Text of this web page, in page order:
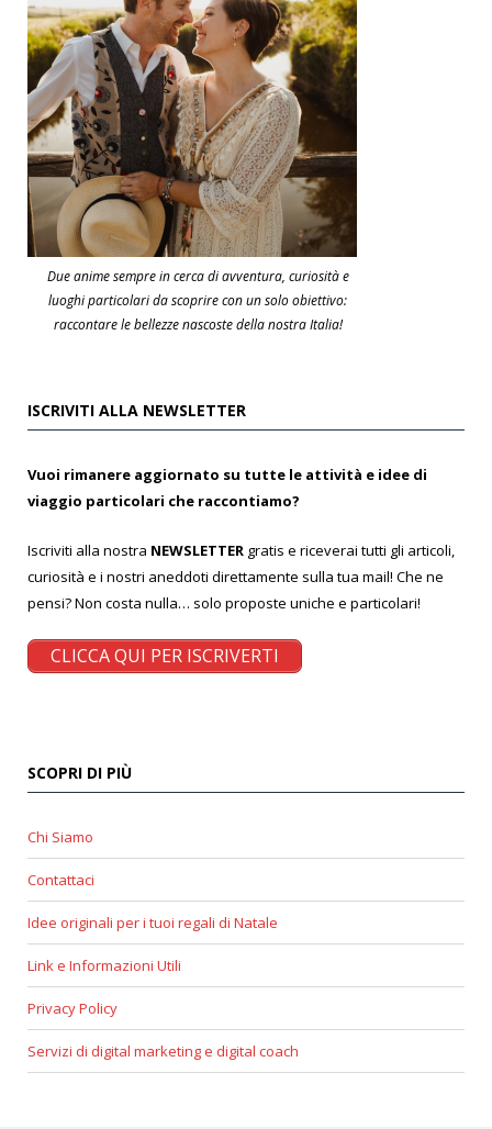
Due anime sempre in cerca di avventura, curiosità e
luoghi particolari da scoprire con un solo obiettivo:
raccontare le bellezze nascoste della nostra Italia!
ISCRIVITI ALLA NEWSLETTER
Vuoi rimanere aggiornato su tutte le attività e idee di
viaggio particolari che raccontiamo?
Iscriviti alla nostra NEWSLETTER gratis e riceverai tutti gli articoli,
curiosità e i nostri aneddoti direttamente sulla tua mail! Che ne
pensi? Non costa nulla… solo proposte uniche e particolari!
CLICCA QUI PER ISCRIVERTI
SCOPRI DI PIÙ
Chi Siamo
Contattaci
Idee originali per i tuoi regali di Natale
Link e Informazioni Utili
Privacy Policy
Servizi di digital marketing e digital coach